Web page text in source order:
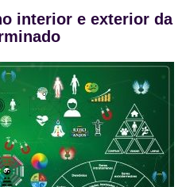
interior e exterior da